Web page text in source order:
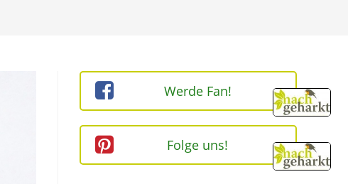
Werde Fan!
Folge uns!